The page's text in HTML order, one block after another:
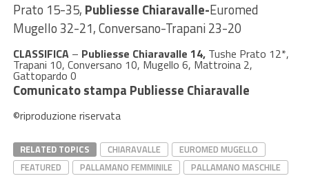
Prato 15-35, Publiesse Chiaravalle-Euromed
Mugello 32-21, Conversano-Trapani 23-20
CLASSIFICA– Publiesse Chiaravalle 14, Tushe Prato 12*,
Trapani 10, Conversano 10, Mugello 6, Mattroina 2,
Gattopardo 0
Comunicato stampa Publiesse Chiaravalle
©riproduzione riservata
RELATED TOPICS CHIARAVALLE
EUROMED MUGELLO
FEATURED
PALLAMANO FEMMINILE
PALLAMANO MASCHILE